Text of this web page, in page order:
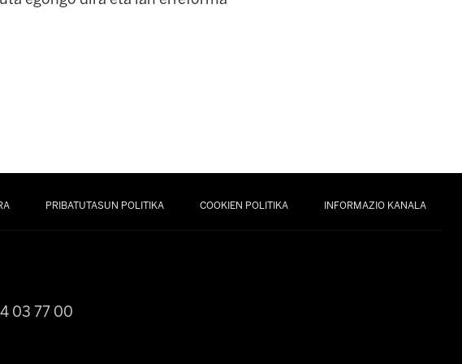
PRIBATUTASUN POLITIKA COOKIEN POLITIKA INFORMAZIO KANALA
03 77 00